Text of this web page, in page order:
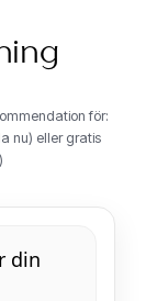
för:
nu) eller gratis
din